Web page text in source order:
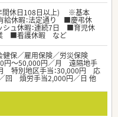
間休日108日以上) ※基本
有給休暇：法定通り ■慶弔休
ュ休暇：連続7日 ■育児休
■看護休暇 など
健保／雇用保険／労災保険
円～50,000円／月 遠隔地手
特別地区手当：30,000円 応
回 煩労手当2,000円／日 他